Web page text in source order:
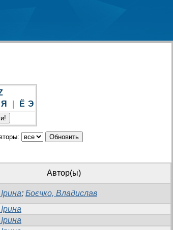
Я Ё Э
Автор(ы)
; Боєчко, Владислав